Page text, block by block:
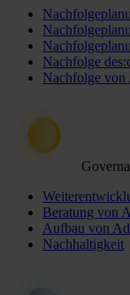
Nachfolge
Nachfolge von
Beratung von
Aufbau von
Nachhaltigkeit